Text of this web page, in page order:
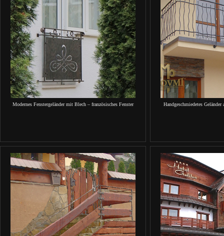
Modernes Fenstergeländer mit Blech – französisches Fenster Handgeschmiedetes